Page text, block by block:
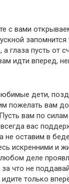
с вами
глаза пусть от
идти вперед,
дети,
пожелать вам
вам по
вас
не оставим в
искренними и
деле
что не
только